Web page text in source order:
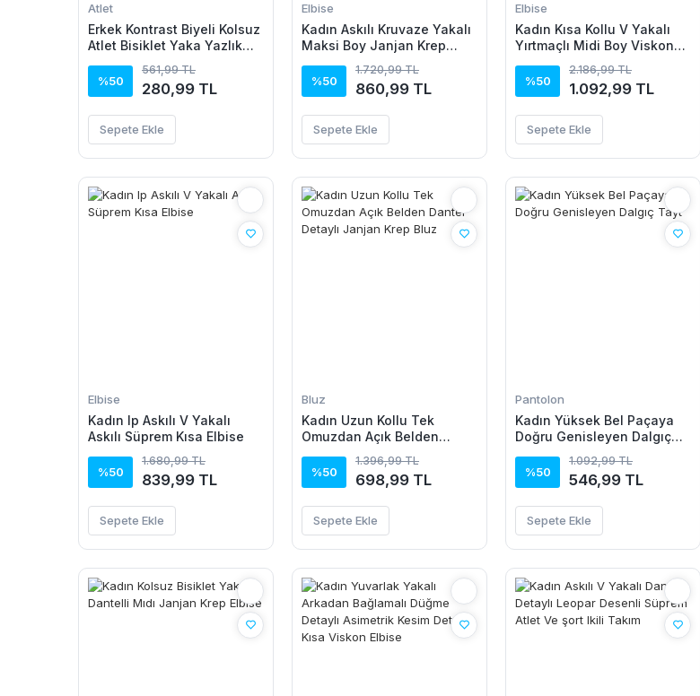
Atlet
Erkek Kontrast Biyeli Kolsuz
Atlet Bisiklet Yaka Yazlık
%50
561,99 TL
280,99 TL
Sepete Ekle
Elbise
Kadın Askılı Kruvaze Yakalı
Maksi Boy Janjan Krep
%50
1.720,99 TL
860,99 TL
Sepete Ekle
Elbise
Kadın Kısa Kollu V Yakalı
Yırtmaçlı Midi Boy Viskon
%50
2.186,99 TL
1.092,99 TL
Sepete Ekle
Elbise
Kadın Ip Askılı V Yakalı
Askılı Süprem Kısa Elbise
%50
1.680,99 TL
839,99 TL
Sepete Ekle
Bluz
Kadın Uzun Kollu Tek
Omuzdan Açık Belden
Bluz
%50
1.396,99 TL
698,99 TL
Sepete Ekle
Pantolon
Kadın Yüksek Bel Paçaya
Doğru Genisleyen Dalgıç
%50
1.092,99 TL
546,99 TL
Sepete Ekle